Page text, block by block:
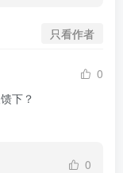
只看作者
0
下？
0